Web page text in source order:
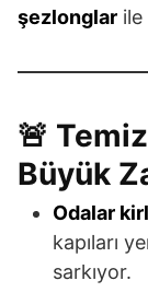
şezlonglar ile
🚨
Büyük
Odalar
kapıları
sarkıyor.